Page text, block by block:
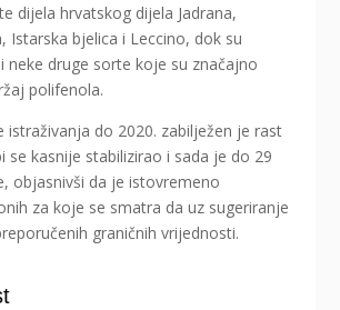
dijela hrvatskog dijela Jadrana,
Istarska bjelica i Leccino, dok su
neke druge sorte koje su značajno
polifenola.
istraživanja do 2020. zabilježen je rast
se kasnije stabilizirao i sada je do 29
objasnivši da je istovremeno
za koje se smatra da uz sugeriranje
graničnih vrijednosti.